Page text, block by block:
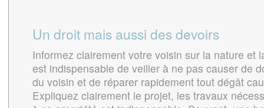
Un droit mais aussi des devoirs
Informez clairement votre voisin sur la nature et
est indispensable de veiller à ne pas causer de
du voisin et de réparer rapidement tout dégât
Expliquez clairement le projet, les travaux